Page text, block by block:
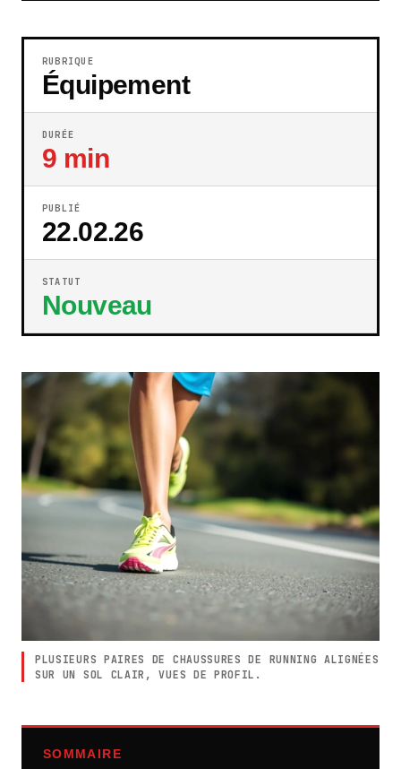
RUBRIQUE
Équipement
DURÉE
9 min
PUBLIÉ
22.02.26
STATUT
Nouveau
PLUSIEURS PAIRES DE CHAUSSURES DE RUNNING ALIGNÉES
SUR UN SOL CLAIR, VUES DE PROFIL.
SOMMAIRE